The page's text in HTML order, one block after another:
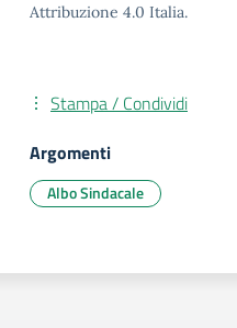
Attribuzione 4.0 Italia.
Stampa / Condividi
Argomenti
Albo Sindacale